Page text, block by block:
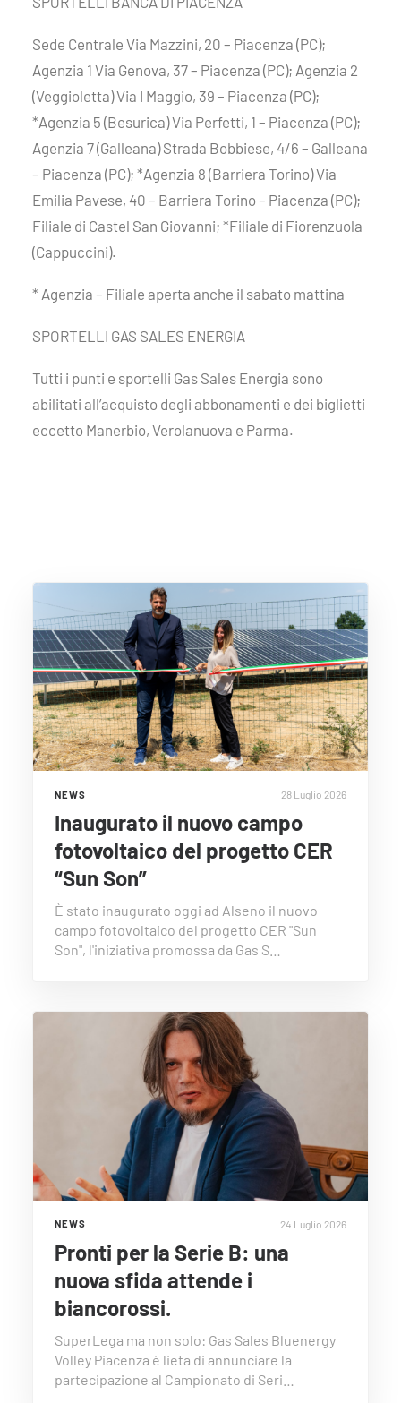
Sede Centrale Via Mazzini, 20 – Piacenza (PC);
Agenzia 1 Via Genova, 37 – Piacenza (PC); Agenzia 2
(Veggioletta) Via I Maggio, 39 – Piacenza (PC);
*Agenzia 5 (Besurica) Via Perfetti, 1 – Piacenza (PC);
Agenzia 7 (Galleana) Strada Bobbiese, 4/6 – Galleana
– Piacenza (PC); *Agenzia 8 (Barriera Torino) Via
Emilia Pavese, 40 – Barriera Torino – Piacenza (PC);
Filiale di Castel San Giovanni; *Filiale di Fiorenzuola
(Cappuccini).
* Agenzia – Filiale aperta anche il sabato mattina
SPORTELLI GAS SALES ENERGIA
Tutti i punti e sportelli Gas Sales Energia sono
abilitati all’acquisto degli abbonamenti e dei biglietti
eccetto Manerbio, Verolanuova e Parma.
NEWS 28 Luglio 2026
Inaugurato il nuovo campo
fotovoltaico del progetto CER
“Sun Son”
È stato inaugurato oggi ad Alseno il nuovo
campo fotovoltaico del progetto CER "Sun
Son", l'iniziativa promossa da Gas S…
NEWS 24 Luglio 2026
Pronti per la Serie B: una
nuova sfida attende i
biancorossi.
SuperLega ma non solo: Gas Sales Bluenergy
Volley Piacenza è lieta di annunciare la
partecipazione al Campionato di Seri…